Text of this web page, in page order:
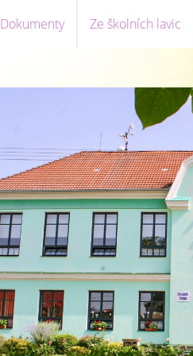
Dokumenty Ze školních lavic